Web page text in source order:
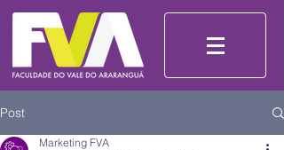
Post
Marketing FVA